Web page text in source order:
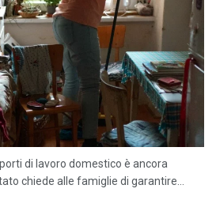
di lavoro domestico è ancora
chiede alle famiglie di garantire...